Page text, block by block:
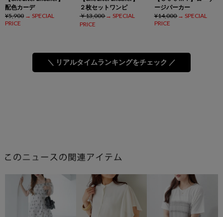
配色カーデ
¥5,900 → SPECIAL
PRICE
２枚セットワンピ
￥13,000→ SPECIAL
PRICE
ージパーカー
¥14,000→ SPECIAL
PRICE
＼ リアルタイムランキングをチェック ／